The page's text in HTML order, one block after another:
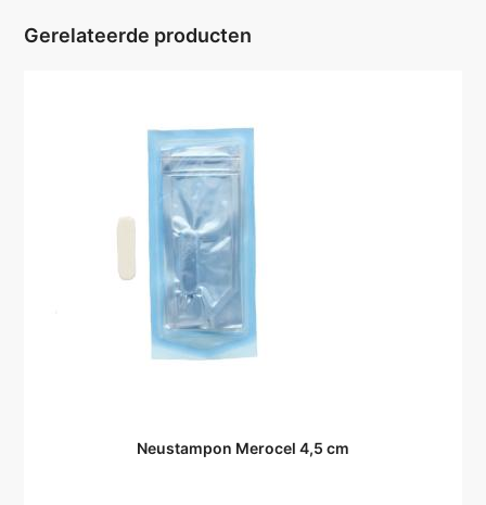
Gerelateerde producten
Neustampon Merocel 4,5 cm